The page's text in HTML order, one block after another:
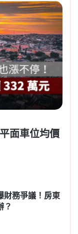
面車位均價
財務爭議！房東
？